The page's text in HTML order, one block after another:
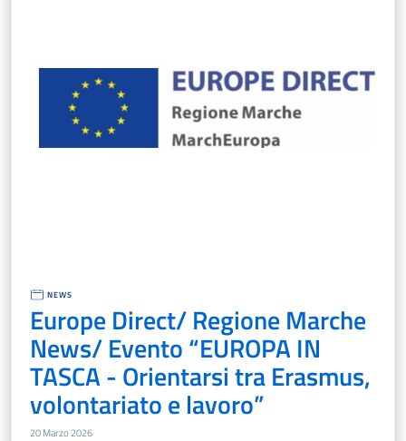
NEWS
Europe Direct/ Regione Marche
News/ Evento “EUROPA IN
TASCA - Orientarsi tra Erasmus,
volontariato e lavoro”
20 Marzo 2026